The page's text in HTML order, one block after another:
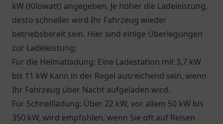
kW (Kilowatt) angegeben. Je höher die Ladeleistung,
desto schneller wird Ihr Fahrzeug wieder
betriebsbereit sein. Hier sind einige Überlegungen
zur Ladeleistung:
Für die Heimatladung: Eine Ladestation mit 3,7 kW
bis 11 kW kann in der Regel ausreichend sein, wenn
Ihr Fahrzeug über Nacht aufgeladen wird.
Für Schnellladung: Über 22 kW, vor allem 50 kW bis
350 kW, wird empfohlen, wenn Sie oft auf Reisen